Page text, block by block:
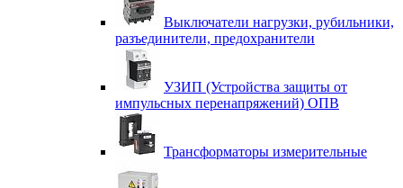
Выключатели нагрузки, рубильники,
разъединители, предохранители
УЗИП (Устройства защиты от
импульсных перенапряжений) ОПВ
Трансформаторы измерительные